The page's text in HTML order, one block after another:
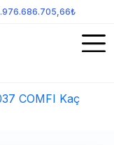
COMFI Kaç